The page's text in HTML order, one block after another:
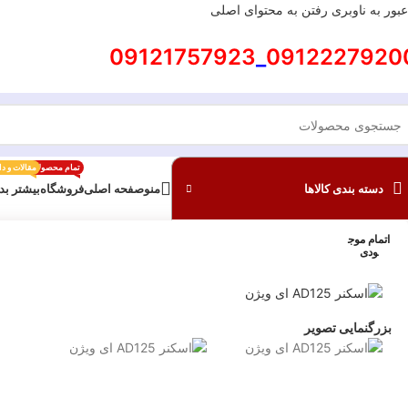
عبور به ناوبری رفتن به محتوای اصلی
09121757923
دسته بندی کالاها منوصفحه اصلیفروشگاه
تمام محصولات
بیشتر
مقالات و
اتمام موج
ودی
بزرگنمایی تصویر